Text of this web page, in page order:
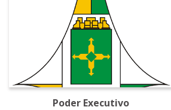
Poder Executivo